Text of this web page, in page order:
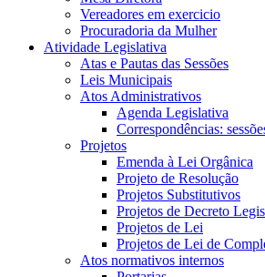
Vereadores em exercicio
Procuradoria da Mulher
Atividade Legislativa
Atas e Pautas das Sessões
Leis Municipais
Atos Administrativos
Agenda Legislativa
Correspondências:
Projetos
Emenda à Lei Orgânica
Projeto de Resolução
Projetos Substitutivos
Projetos de Decreto
Projetos de Lei
Projetos de Lei de
Atos normativos internos